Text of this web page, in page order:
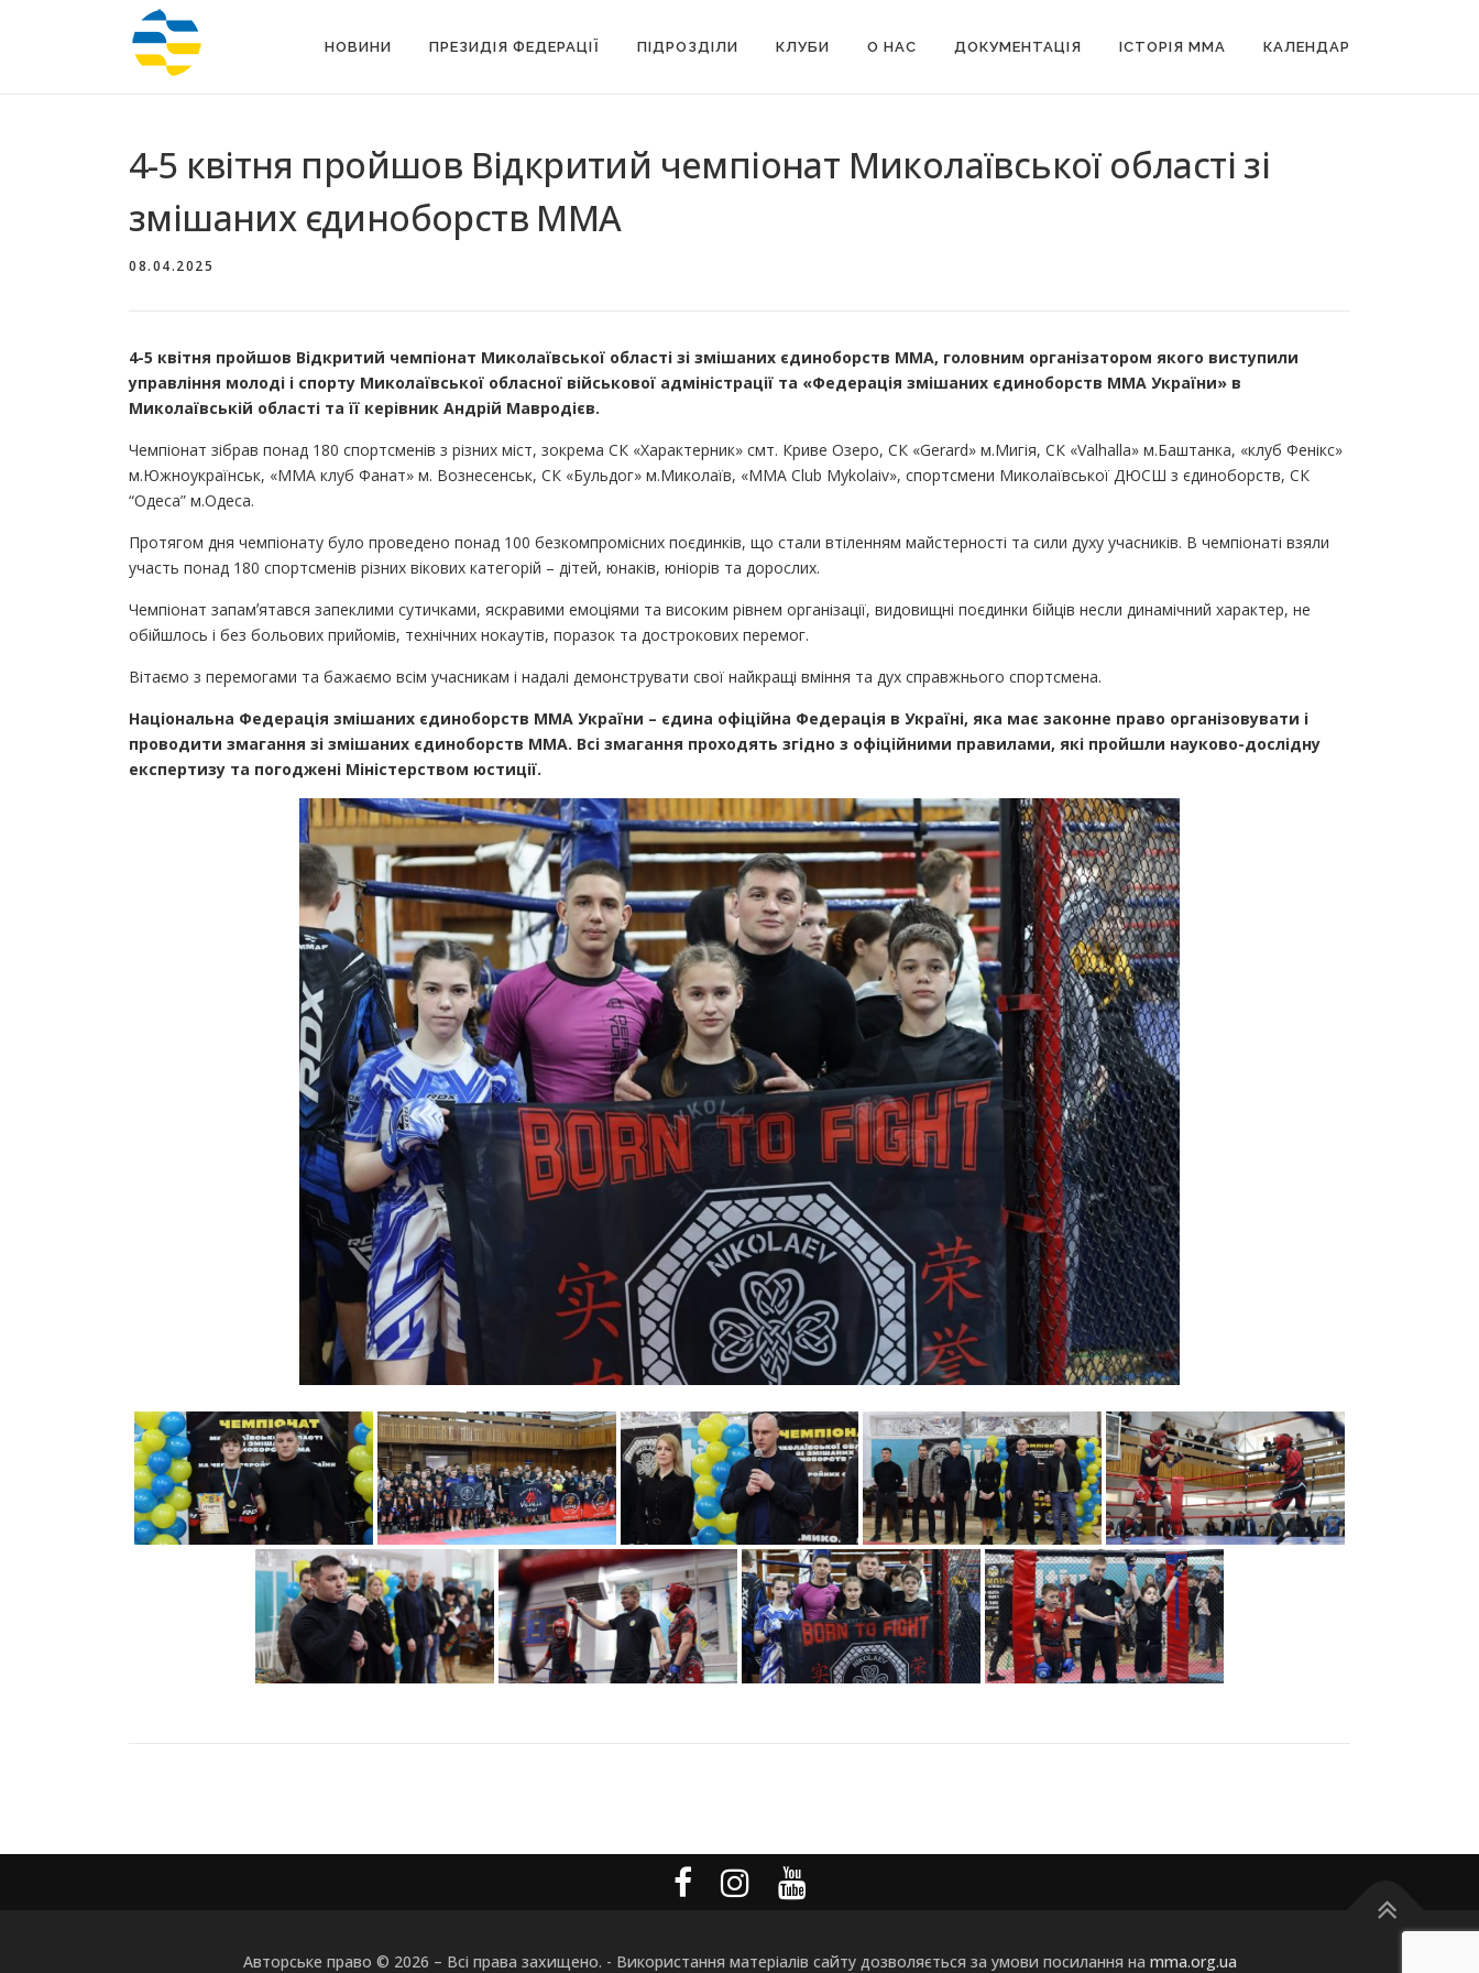
НОВИНИ ПРЕЗИДІЯ ФЕДЕРАЦІЇ ПІДРОЗДІЛИ КЛУБИ О НАС ДОКУМЕНТАЦІЯ ІСТОРІЯ MMA КАЛЕНДАР
4-5 квітня пройшов Відкритий чемпіонат Миколаївської області зі
змішаних єдиноборств ММА
08.04.2025
4-5 квітня пройшов Відкритий чемпіонат Миколаївської області зі змішаних єдиноборств ММА, головним організатором якого виступили
управління молоді і спорту Миколаївської обласної військової адміністрації та «Федерація змішаних єдиноборств ММА України» в
Миколаївській області та її керівник Андрій Мавродієв.
Чемпіонат зібрав понад 180 спортсменів з різних міст, зокрема СК «Характерник» смт. Криве Озеро, СК «Gerard» м.Мигія, СК «Valhalla» м.Баштанка, «клуб Фенікс»
м.Южноукраїнськ, «ММА клуб Фанат» м. Вознесенськ, СК «Бульдог» м.Миколаїв, «MMA Club Mykolaiv», спортсмени Миколаївської ДЮСШ з єдиноборств, СК
“Одеса” м.Одеса.
Протягом дня чемпіонату було проведено понад 100 безкомпромісних поєдинків, що стали втіленням майстерності та сили духу учасників. В чемпіонаті взяли
участь понад 180 спортсменів різних вікових категорій – дітей, юнаків, юніорів та дорослих.
Чемпіонат запамʼятався запеклими сутичками, яскравими емоціями та високим рівнем організації, видовищні поєдинки бійців несли динамічний характер, не
обійшлось і без больових прийомів, технічних нокаутів, поразок та дострокових перемог.
Вітаємо з перемогами та бажаємо всім учасникам і надалі демонструвати свої найкращі вміння та дух справжнього спортсмена.
Національна Федерація змішаних єдиноборств ММА України – єдина офіційна Федерація в Україні, яка має законне право організовувати і
проводити змагання зі змішаних єдиноборств ММА. Всі змагання проходять згідно з офіційними правилами, які пройшли науково-дослідну
експертизу та погоджені Міністерством юстиції.
Авторське право © 2026 – Всі права захищено. - Використання матеріалів сайту дозволяється за умови посилання на mma.org.ua